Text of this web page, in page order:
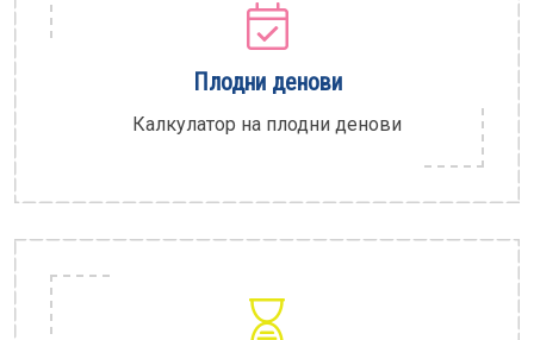
Плодни денови
Калкулатор на плодни денови